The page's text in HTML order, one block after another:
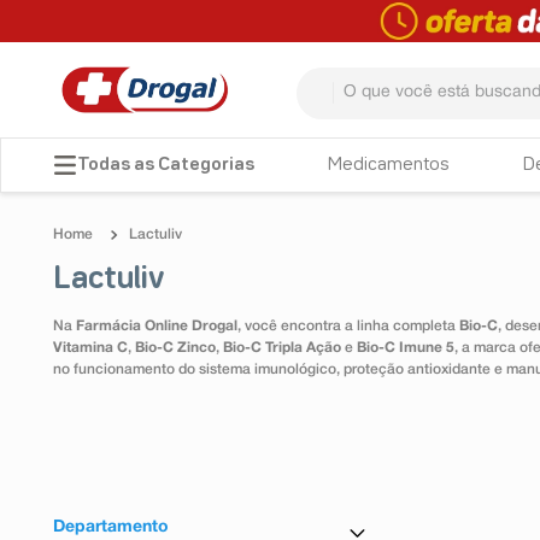
Medicamentos
Lactuliv
Lactuliv
Na Farmácia Online Drogal , você encontra a linha completa Bio-C,
Vitamina C, Bio-C Zinco, Bio-C Tripla Ação e Bio-C Imune 5, a marca
no funcionamento do sistema imunológico, proteção antioxidante e
Departamento
TERMOS MAIS BUSCADOS
4º lenço umedecido
5º tadalafila